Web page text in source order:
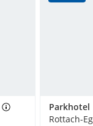
Rottach-